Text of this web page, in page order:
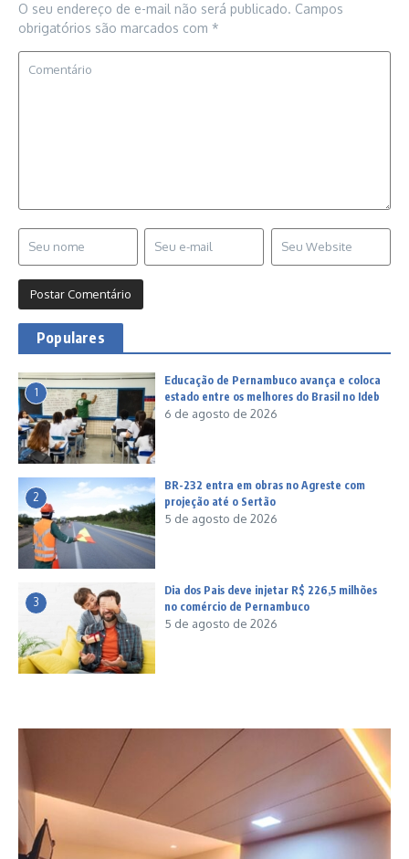
O seu endereço de e-mail não será publicado. Campos
obrigatórios são marcados com *
Populares
1
Educação de Pernambuco avança e coloca
estado entre os melhores do Brasil no Ideb
6 de agosto de 2026
2
BR-232 entra em obras no Agreste com
projeção até o Sertão
5 de agosto de 2026
3
Dia dos Pais deve injetar R$ 226,5 milhões
no comércio de Pernambuco
5 de agosto de 2026